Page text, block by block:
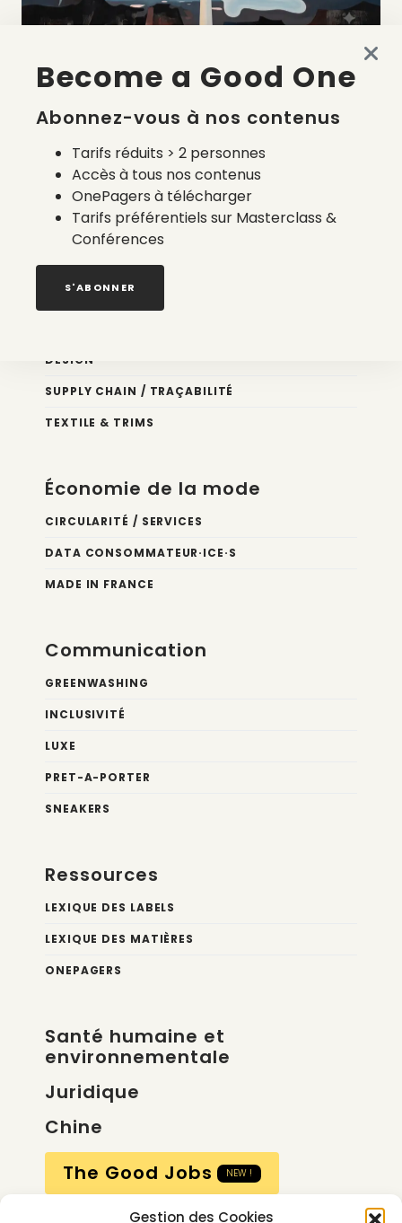
Gestion des Cookies
La liste des prestataires du bilan carbone d’une marque
de mode
2 août 2026
DESIGN
SUPPLY CHAIN / TRAÇABILITÉ
TEXTILE & TRIMS
Économie de la mode
CIRCULARITÉ / SERVICES
DATA CONSOMMATEUR·ICE·S
MADE IN FRANCE
Communication
GREENWASHING
INCLUSIVITÉ
LUXE
PRET-A-PORTER
SNEAKERS
Ressources
LEXIQUE DES LABELS
LEXIQUE DES MATIÈRES
ONEPAGERS
Santé humaine et
environnementale
Juridique
Chine
The Good Jobs
NEW !
Become a Good One
Abonnez-vous à nos contenus
Tarifs réduits > 2 personnes
Accès à tous nos contenus
OnePagers à télécharger
Tarifs préférentiels sur Masterclass &
Conférences
S'ABONNER